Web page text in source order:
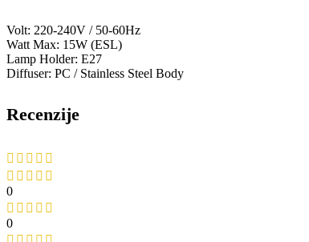
Volt: 220-240V / 50-60Hz
Watt Max: 15W (ESL)
Lamp Holder: E27
Diffuser: PC / Stainless Steel Body
Recenzije
0
0